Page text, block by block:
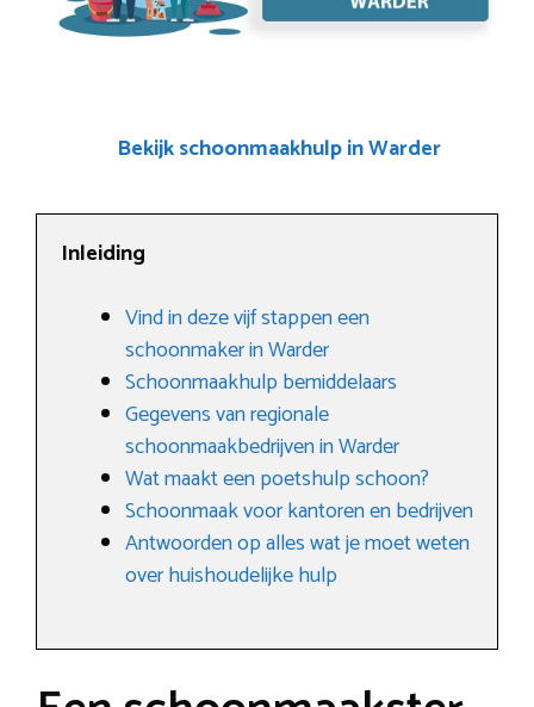
Bekijk schoonmaakhulp in Warder
Inleiding
Vind in deze vijf stappen een
schoonmaker in Warder
Schoonmaakhulp bemiddelaars
Gegevens van regionale
schoonmaakbedrijven in Warder
Wat maakt een poetshulp schoon?
Schoonmaak voor kantoren en bedrijven
Antwoorden op alles wat je moet weten
over huishoudelijke hulp